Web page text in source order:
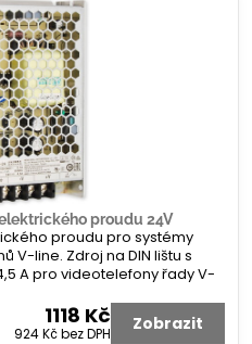
proudu 24V
proudu pro systémy
V-line. Zdroj na DIN lištu s
A pro videotelefony řady V-
1118 Kč
924 Kčbez DPH Zobrazit